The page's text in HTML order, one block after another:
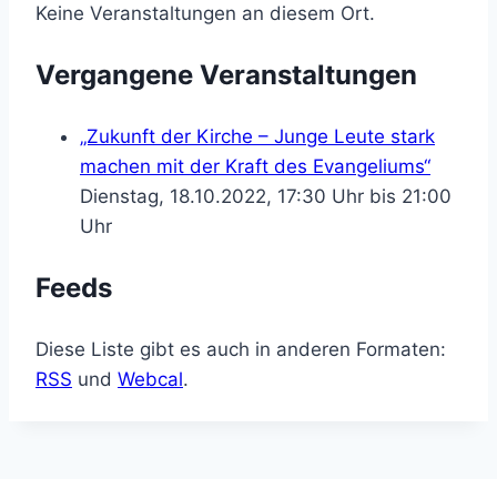
Keine Veranstaltungen an diesem Ort.
Vergangene Veranstaltungen
„Zukunft der Kirche – Junge Leute stark
machen mit der Kraft des Evangeliums“
Dienstag, 18.10.2022, 17:30 Uhr bis 21:00
Uhr
Feeds
Diese Liste gibt es auch in anderen Formaten:
RSS und Webcal.